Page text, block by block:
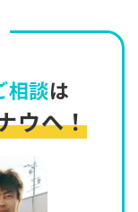
相談は
ウへ！